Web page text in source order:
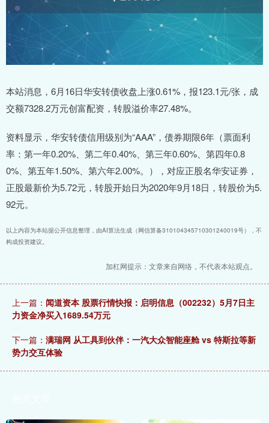
本站消息，6月16日华安转债收盘上涨0.61%，报123.1元/张，成
交额7328.2万元创富配资，转股溢价率27.48%。
资料显示，华安转债信用级别为“AAA”，债券期限6年（票面利
率：第一年0.20%、第二年0.40%、第三年0.60%、第四年0.8
0%、第五年1.50%、第六年2.00%。），对应正股名华安证券，
正股最新价为5.72元，转股开始日为2020年9月18日，转股价为5.
92元。
以上内容为本站据公开信息整理，由AI算法生成（网信算备310104345710301240019号），不
构成投资建议。
加杠网提示：文章来自网络，不代表本站观点。
上一篇： 闻道资本 股票行情快报：启明信息（002232）5月7日主
力资金净买入1689.54万元
下一篇： 满瑞网 从工具到伙伴：一汽大众智能座舱 vs 特斯拉等新
势力交互体验